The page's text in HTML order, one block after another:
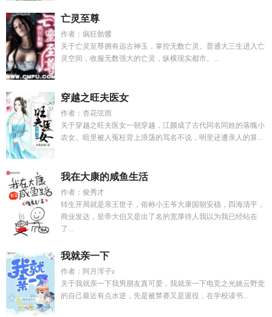
亡灵至尊
作者：疯狂骷髅
关于亡灵至尊拥有远古神玉，掌控无数亡灵。普通大三生进入亡
灵空间，收服无数强大的亡灵，纵横现实都市。...
穿越之旺夫医女
作者：杏花弦雨
关于穿越之旺夫医女一朝穿越，江颜成了古代同名同姓的落魄小
农女。暗里被人冤枉背上浪荡的骂名不说，明里还遭亲人的算...
我在大康的咸鱼生活
作者：俊秀才
转生开局就是亲王世子，俗称小王爷大康国朝安稳，四海清平，
商业发达，皇帝大伯又是出了名的宽厚待人我以为我已经站在
了...
我就亲一下
作者：阿月浑子z
关于我就亲一下我男朋友真可爱，我就亲一下电竞之光姚云野觉
的自己最近有点水逆，先是被禁赛又是退役，在学校读书...